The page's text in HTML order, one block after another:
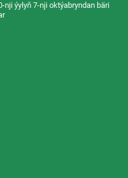
ýylyň 7-nji oktýabryndan bäri